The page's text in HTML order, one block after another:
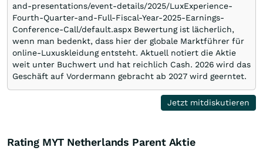
and-presentations/event-details/2025/LuxExperience-
Fourth-Quarter-and-Full-Fiscal-Year-2025-Earnings-
Conference-Call/default.aspx Bewertung ist lächerlich,
wenn man bedenkt, dass hier der globale Marktführer für
online-Luxuskleidung entsteht. Aktuell notiert die Aktie
weit unter Buchwert und hat reichlich Cash. 2026 wird das
Geschäft auf Vordermann gebracht ab 2027 wird geerntet.
Jetzt mitdiskutieren
Rating MYT Netherlands Parent Aktie